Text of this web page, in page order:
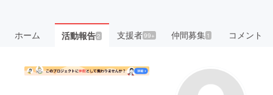
ホーム 活動報告2 支援者99+ 仲間募集 1 コメント